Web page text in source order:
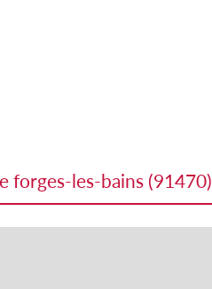
forges-les-bains (91470)